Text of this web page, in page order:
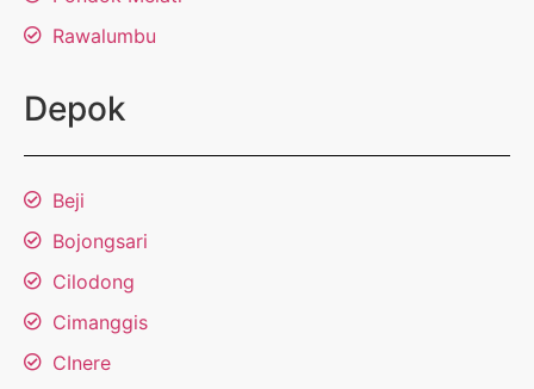
Rawalumbu
Depok
Beji
Bojongsari
Cilodong
Cimanggis
CInere